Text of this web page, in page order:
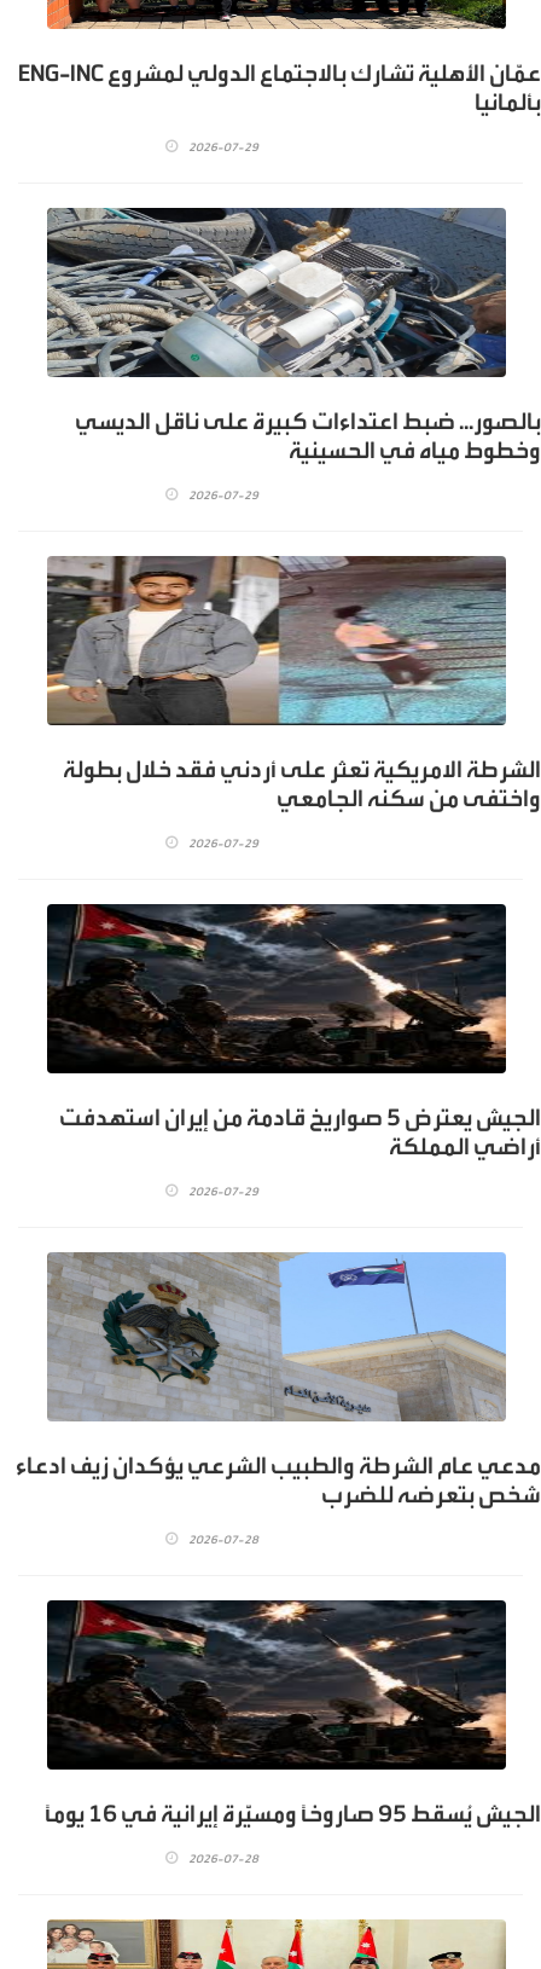
عمّان الأهلية تشارك بالاجتماع الدولي لمشروع ENG-INC
بألمانيا
2026-07-29
بالصور... ضبط اعتداءات كبيرة على ناقل الديسي
وخطوط مياه في الحسينية
2026-07-29
الشرطة الامريكية تعثر على أردني فقد خلال بطولة
واختفى من سكنه الجامعي
2026-07-29
الجيش يعترض 5 صواريخ قادمة من إيران استهدفت
أراضي المملكة
2026-07-29
مدعي عام الشرطة والطبيب الشرعي يؤكدان زيف ادعاء
شخص بتعرضه للضرب
2026-07-28
الجيش يُسقط 95 صاروخاً ومسيَّرة إيرانية في 16 يومًا
2026-07-28